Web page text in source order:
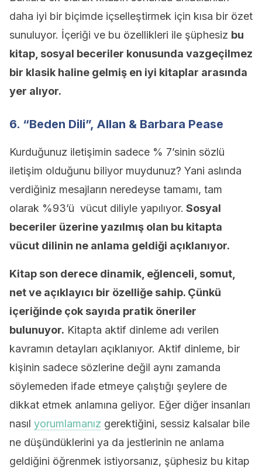
daha iyi bir biçimde içselleştirmek için kısa bir özet
sunuluyor. İçeriği ve bu özellikleri ile şüphesiz bu
kitap, sosyal beceriler konusunda vazgeçilmez
bir klasik haline gelmiş en iyi kitaplar arasında
yer alıyor.
6. “Beden Dili”, Allan & Barbara Pease
Kurduğunuz iletişimin sadece % 7’sinin sözlü
iletişim olduğunu biliyor muydunuz? Yani aslında
verdiğiniz mesajların neredeyse tamamı, tam
olarak %93’ü vücut diliyle yapılıyor. Sosyal
beceriler üzerine yazılmış olan bu kitapta
vücut dilinin ne anlama geldiği açıklanıyor.
Kitap son derece dinamik, eğlenceli, somut,
net ve açıklayıcı bir özelliğe sahip. Çünkü
içeriğinde çok sayıda pratik öneriler
bulunuyor. Kitapta aktif dinleme adı verilen
kavramın detayları açıklanıyor. Aktif dinleme, bir
kişinin sadece sözlerine değil aynı zamanda
söylemeden ifade etmeye çalıştığı şeylere de
dikkat etmek anlamına geliyor. Eğer diğer insanları
nasıl yorumlamanız gerektiğini, sessiz kalsalar bile
ne düşündüklerini ya da jestlerinin ne anlama
geldiğini öğrenmek istiyorsanız, şüphesiz bu kitap